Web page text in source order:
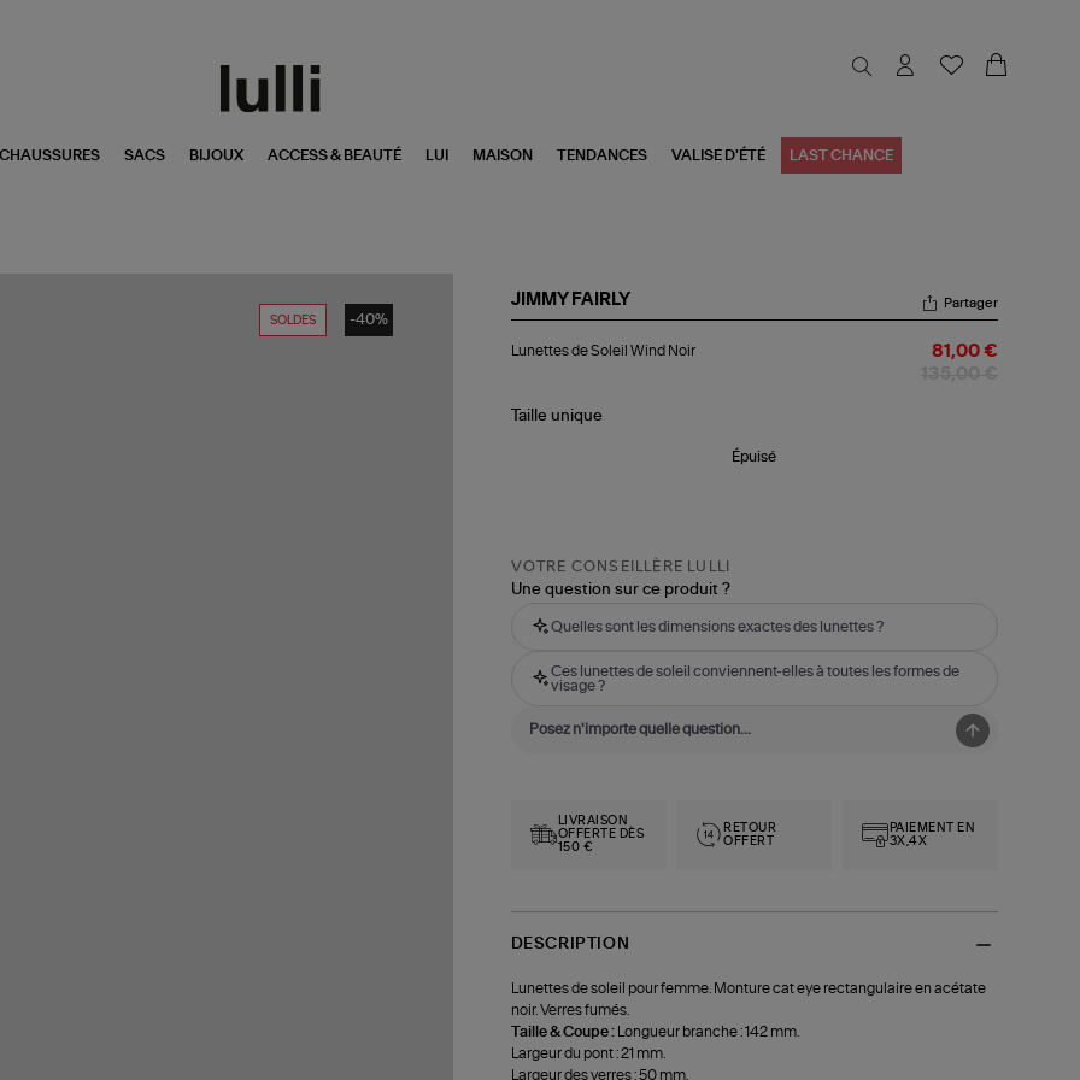
CHAUSSURES SACS BIJOUX ACCESS & BEAUTÉ LUI MAISON TENDANCES VALISE D'ÉTÉ LAST CHANCE
SOLDES -40%
JIMMY FAIRLY
de
Noir
Partager
Lunettes de Soleil Wind Noir 81,00 €
Taille unique
Épuisé
VOTRE CONSEILLÈRE LULLI
Une question sur ce produit ?
Quelles sont les dimensions exactes des lunettes ?
Ces lunettes de soleil conviennent-elles à toutes les formes de
visage ?
LIVRAISON
OFFERTE DÈS
150 €
RETOUR
OFFERT
PAIEMENT EN
3X,4X
DESCRIPTION
Lunettes de soleil pour femme. Monture cat eye rectangulaire en acétate
noir. Verres fumés.
Taille & Coupe :
Longueur branche : 142 mm.
Largeur du pont : 21 mm.
Largeur des verres : 50 mm.